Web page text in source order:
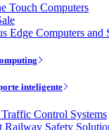
Touch Computers
Edge Computers and
inteligente
Control Systems
Railway Safety